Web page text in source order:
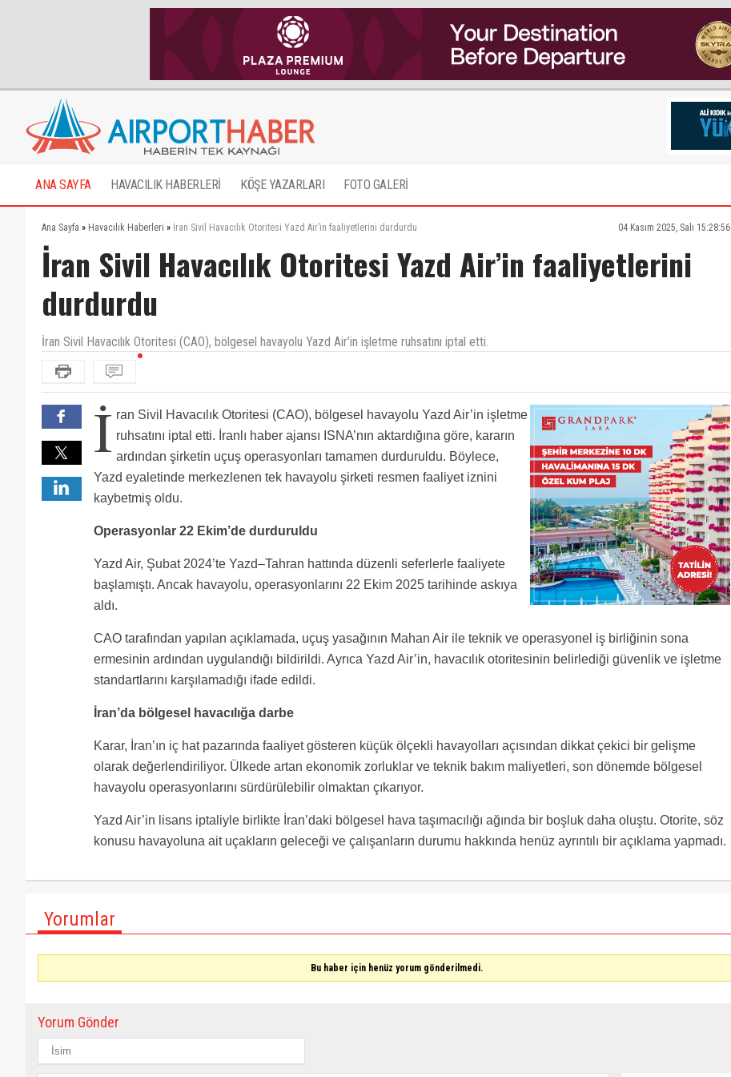
ANA SAYFA HAVACILIK HABERLERİ KÖŞE YAZARLARI FOTO GALERİ
Ana Sayfa » Havacılık Haberleri » İran Sivil Havacılık Otoritesi Yazd Air’in faaliyetlerini durdurdu 04 Kasım 2025, Salı 15:28:56
İran Sivil Havacılık Otoritesi Yazd Air’in faaliyetlerini
durdurdu
İran Sivil Havacılık Otoritesi (CAO), bölgesel havayolu Yazd Air’in işletme ruhsatını iptal etti.
İ ran Sivil Havacılık Otoritesi (CAO), bölgesel havayolu Yazd Air’in işletme
ruhsatını iptal etti. İranlı haber ajansı ISNA’nın aktardığına göre, kararın
ardından şirketin uçuş operasyonları tamamen durduruldu. Böylece,
Yazd eyaletinde merkezlenen tek havayolu şirketi resmen faaliyet iznini
kaybetmiş oldu.
Operasyonlar 22 Ekim’de durduruldu
Yazd Air, Şubat 2024’te Yazd–Tahran hattında düzenli seferlerle faaliyete
başlamıştı. Ancak havayolu, operasyonlarını 22 Ekim 2025 tarihinde askıya
aldı.
CAO tarafından yapılan açıklamada, uçuş yasağının Mahan Air ile teknik ve operasyonel iş birliğinin sona
ermesinin ardından uygulandığı bildirildi. Ayrıca Yazd Air’in, havacılık otoritesinin belirlediği güvenlik ve işletme
standartlarını karşılamadığı ifade edildi.
İran’da bölgesel havacılığa darbe
Karar, İran’ın iç hat pazarında faaliyet gösteren küçük ölçekli havayolları açısından dikkat çekici bir gelişme
olarak değerlendiriliyor. Ülkede artan ekonomik zorluklar ve teknik bakım maliyetleri, son dönemde bölgesel
havayolu operasyonlarını sürdürülebilir olmaktan çıkarıyor.
Yazd Air’in lisans iptaliyle birlikte İran’daki bölgesel hava taşımacılığı ağında bir boşluk daha oluştu. Otorite, söz
konusu havayoluna ait uçakların geleceği ve çalışanların durumu hakkında henüz ayrıntılı bir açıklama yapmadı.
Yorumlar
Bu haber için henüz yorum gönderilmedi.
Yorum Gönder